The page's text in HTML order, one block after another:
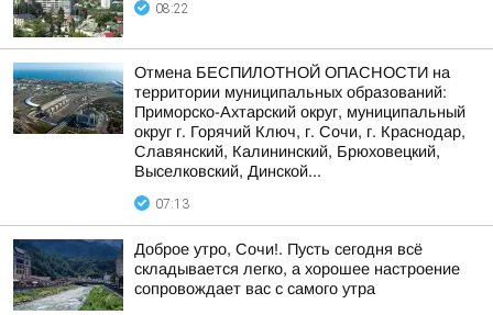
08:22
Отмена БЕСПИЛОТНОЙ ОПАСНОСТИ на
территории муниципальных образований:
Приморско-Ахтарский округ, муниципальный
округ г. Горячий Ключ, г. Сочи, г. Краснодар,
Славянский, Калининский, Брюховецкий,
Выселковский, Динской...
07:13
Доброе утро, Сочи!. Пусть сегодня всё
складывается легко, а хорошее настроение
сопровождает вас с самого утра